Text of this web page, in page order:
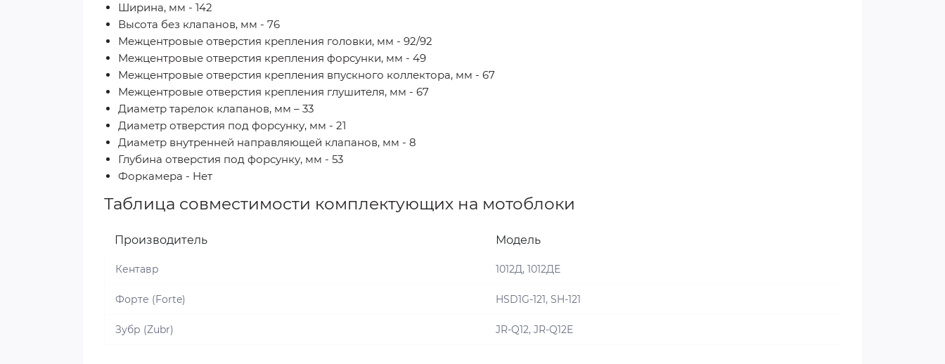
Ширина, мм - 142
Высота без клапанов, мм - 76
Межцентровые отверстия крепления головки, мм - 92/92
Межцентровые отверстия крепления форсунки, мм - 49
Межцентровые отверстия крепления впускного коллектора, мм - 67
Межцентровые отверстия крепления глушителя, мм - 67
Диаметр тарелок клапанов, мм – 33
Диаметр отверстия под форсунку, мм - 21
Диаметр внутренней направляющей клапанов, мм - 8
Глубина отверстия под форсунку, мм - 53
Форкамера - Нет
Таблица совместимости комплектующих на мотоблоки
Производитель Модель
Кентавр 1012Д, 1012ДЕ
Форте (Forte) HSD1G-121, SH-121
Зубр (Zubr) JR-Q12, JR-Q12E